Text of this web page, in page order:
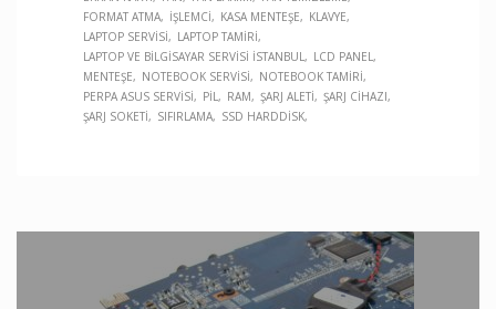
FORMAT ATMA
İŞLEMCI KASA MENTEŞE
KLAVYE
LAPTOP SERVISI
LAPTOP TAMIRI
LAPTOP VE BILGISAYAR SERVISI İSTANBUL
LCD PANEL
MENTEŞE
NOTEBOOK SERVISI
NOTEBOOK TAMIRI
PERPA ASUS SERVISI
PIL RAM ŞARJ ALETI
ŞARJ CIHAZI
ŞARJ SOKETI
SIFIRLAMA SSD HARDDISK